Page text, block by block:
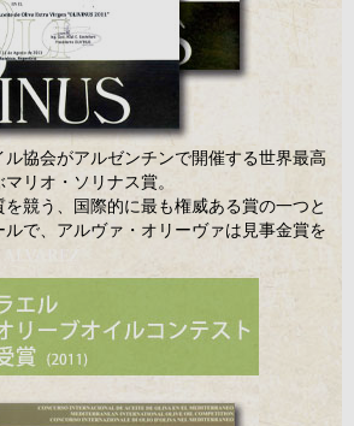
協会がアルゼンチンで開催する世界最高
リオ・ソリナス賞。
競う、国際的に最も権威ある賞の一つと
で、アルヴァ・オリーヴァは見事金賞を